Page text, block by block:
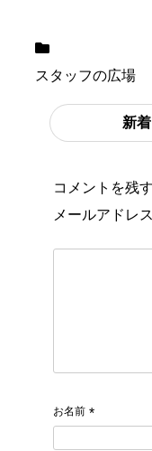
スタッフの広場
新着
コメントを残す
メールアドレ
お名前 *